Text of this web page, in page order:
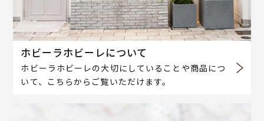
ホビーラホビーレについて
ホビーラホビーレの大切にしていることや商品につ
いて、こちらからご覧いただけます。